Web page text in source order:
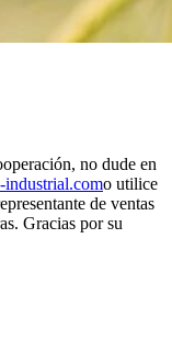
no dude en
o utilice
de ventas
Gracias por su